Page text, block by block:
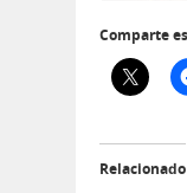
Comparte
Relacionado